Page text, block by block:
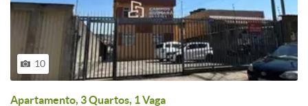
10
Apartamento, 3 Quartos, 1 Vaga